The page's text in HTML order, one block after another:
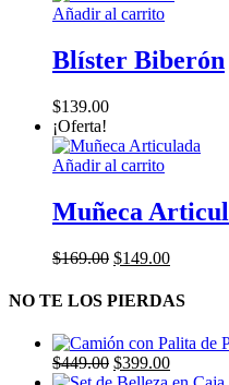
Añadir al carrito
Blíster Biberón
$139.00
¡Oferta!
Añadir al carrito
Muñeca
$169.00 El
original
$169.00.
$149.00El
actual
$149.00.
NO TE LOS PIERDAS
$449.00 El
$399.00El